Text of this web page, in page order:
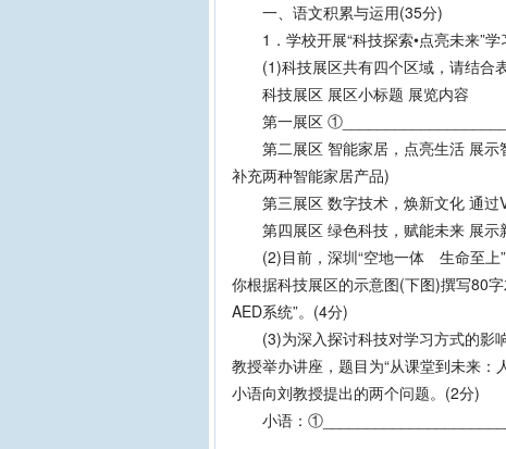
一、语文积累与运用(35分)
1．学校开展“科技探索•点亮未来”学
(1)科技展区共有四个区域，请结合
科技展区 展区小标题 展览内容
第一展区
第二展区 智能家居，点亮生活 展示
补充两种智能家居产品)
第三展区 数字技术，焕新文化 通过
第四展区 绿色科技，赋能未来 展示
(2)目前，深圳“空地一体 生命至上”
你根据科技展区的示意图(下图)撰写80
AED系统”。(4分)
(3)为深入探讨科技对学习方式的影
教授举办讲座，题目为“从课堂到未来
小语向刘教授提出的两个问题。(2分)
小语：